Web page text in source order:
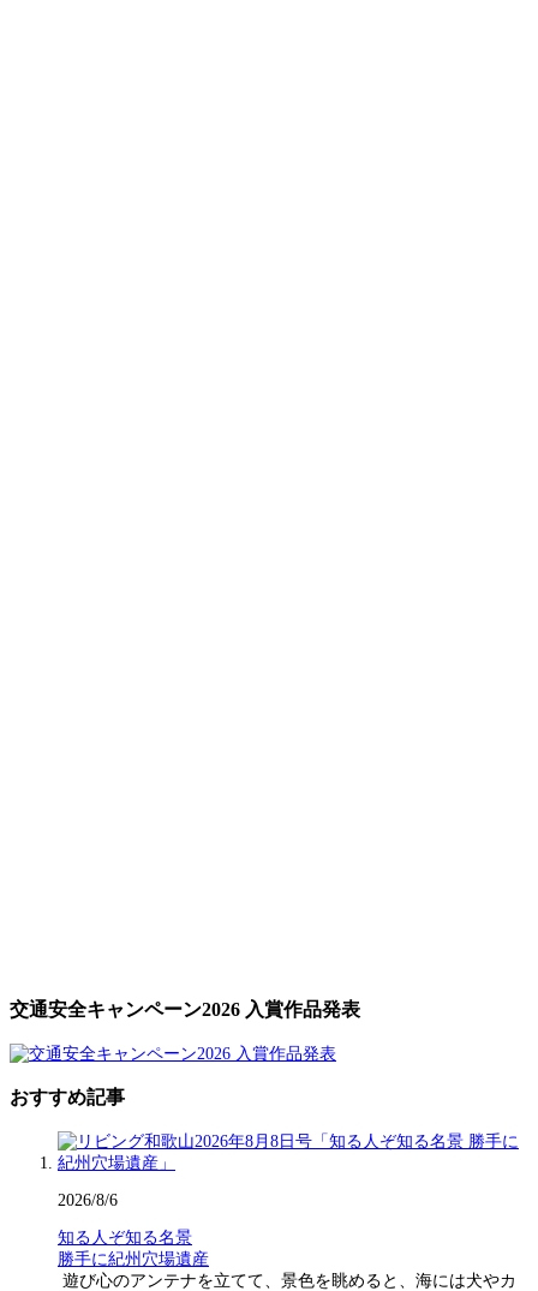
交通安全キャンペーン2026 入賞作品発表
おすすめ記事
2026/8/6
知る人ぞ知る名景
勝手に紀州穴場遺産
遊び心のアンテナを立てて、景色を眺めると、海には犬やカ